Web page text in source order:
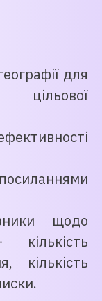
для
цільової
щодо
кількість